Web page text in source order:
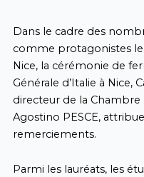
Dans le cadre des
comme protagonistes
Nice, la cérémonie de
Générale d’Italie à Nice,
directeur de la
Agostino PESCE,
remerciements.
Parmi les lauréats, les